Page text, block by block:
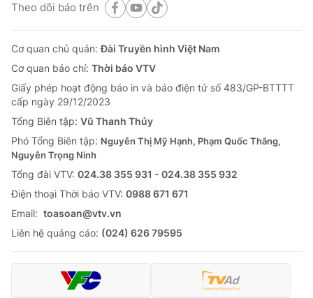
Theo dõi báo trên
Cơ quan chủ quản:Đài Truyền hình Việt Nam
Cơ quan báo chí: Thời báo VTV
Giấy phép hoạt động báo in và báo điện tử số 483/GP-BTTTT
cấp ngày 29/12/2023
Tổng Biên tập: Vũ Thanh Thủy
Phó Tổng Biên tập: Nguyễn Thị Mỹ Hạnh, Phạm Quốc Thắng,
Nguyễn Trọng Ninh
Tổng đài VTV: 024.38 355 931 - 024.38 355 932
Ðiện thoại Thời báo VTV: 0988 671 671
Email: toasoan@vtv.vn
Liên hệ quảng cáo: (024) 626 79595